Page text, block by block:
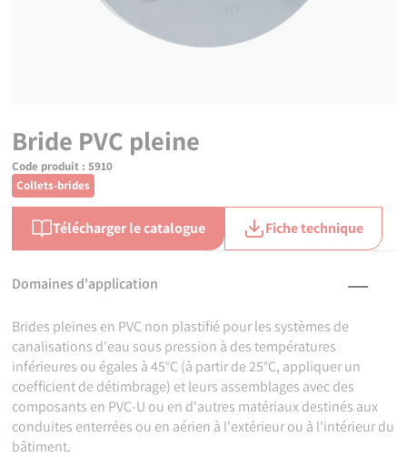
Bride PVC pleine
Code produit :5910
Collets-brides
Télécharger le catalogue Fiche technique
Domaines d'application
Brides pleines en PVC non plastifié pour les systèmes de
canalisations d'eau sous pression à des températures
inférieures ou égales à 45°C (à partir de 25°C, appliquer un
coefficient de détimbrage) et leurs assemblages avec des
composants en PVC-U ou en d'autres matériaux destinés aux
conduites enterrées ou en aérien à l'extérieur ou à l'intérieur du
bâtiment.